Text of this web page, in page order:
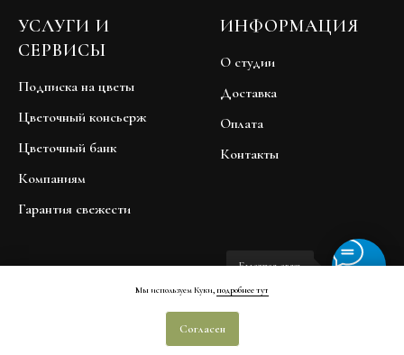
Быстрая связь
Мы используем Куки,подробнее тут
Согласен
УСЛУГИ И
СЕРВИСЫ
Подписка на цветы
Цветочный консьерж
Цветочный банк
Компаниям
Гарантия свежести
ИНФОРМАЦИЯ
О студии
Доставка
Оплата
Контакты
Договор публичной оферты
Политика обработки персональных данных